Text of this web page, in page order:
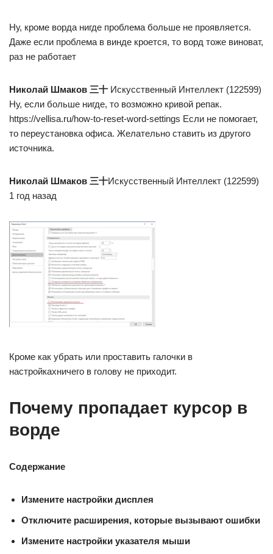
Ну, кроме ворда нигде проблема больше не проявляется.
Даже если проблема в винде кроется, то ворд тоже виноват,
раз не работает
Николай Шмаков 三十 Искусственный Интеллект (122599)
Ну, если больше нигде, то возможно кривой репак.
https://vellisa.ru/how-to-reset-word-settings Если не помогает,
то переустановка офиса. Желательно ставить из другого
источника.
Николай Шмаков 三十Искусственный Интеллект (122599)
1 год назад
Кроме как убрать или проставить галочки в
настройкахничего в голову не приходит.
Почему пропадает курсор в
ворде
Содержание
Измените настройки дисплея
Отключите расширения, которые вызывают ошибки
Измените настройки указателя мыши